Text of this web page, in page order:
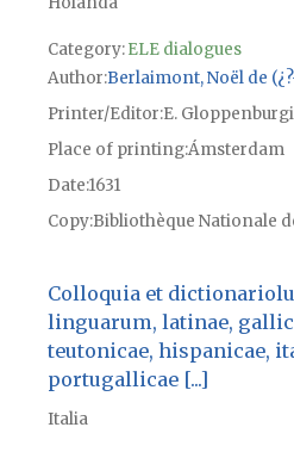
Category:ELE dialogues
Author Berlaimont, Noël de (¿?-
Printer/Editor E.
Place of printingÁmsterdam
Date1631
CopyBibliothèque Nationale
Colloquia et
linguarum, latinae,
teutonicae, hispanicae,
portugallicae [...]
Italia